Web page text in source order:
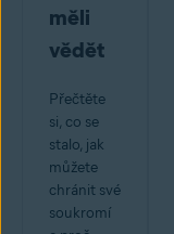
měli
vědět
Přečtěte
si, co se
stalo, jak
můžete
chránit své
soukromí